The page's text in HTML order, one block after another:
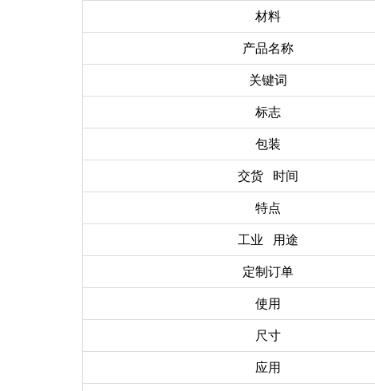
材料
产品名称
关键词
标志
包装
交货 时间
特点
工业 用途
定制订单
使用
尺寸
应用